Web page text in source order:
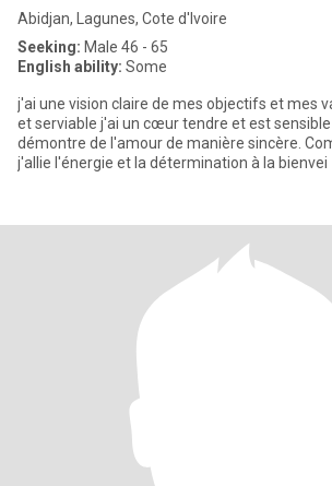
Abidjan, Lagunes, Cote d'Ivoire
Seeking: Male 46 - 65
English ability: Some
j'ai une vision claire de mes objectifs et mes valeurs. Empathique
et serviable j'ai un cœur tendre et est
démontre de l'amour de manière sincère.
j'allie l'énergie et la détermination à la bienvei